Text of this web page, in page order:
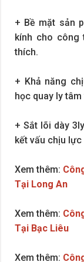
+ Bề mặt sản
kính cho công
thích.
+ Khả năng
học quay ly
+ Sắt lõi dày
kết vấu chịu
Xem thêm:
Tại Long An
Xem thêm:
Tại Bạc Liêu
Xem thêm: